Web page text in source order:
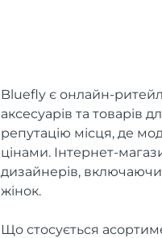
Bluefly є онлайн-
аксесуарів та товарів
репутацію місця, де
цінами. Інтернет-
дизайнерів, включаючи
жінок.
Що стосується